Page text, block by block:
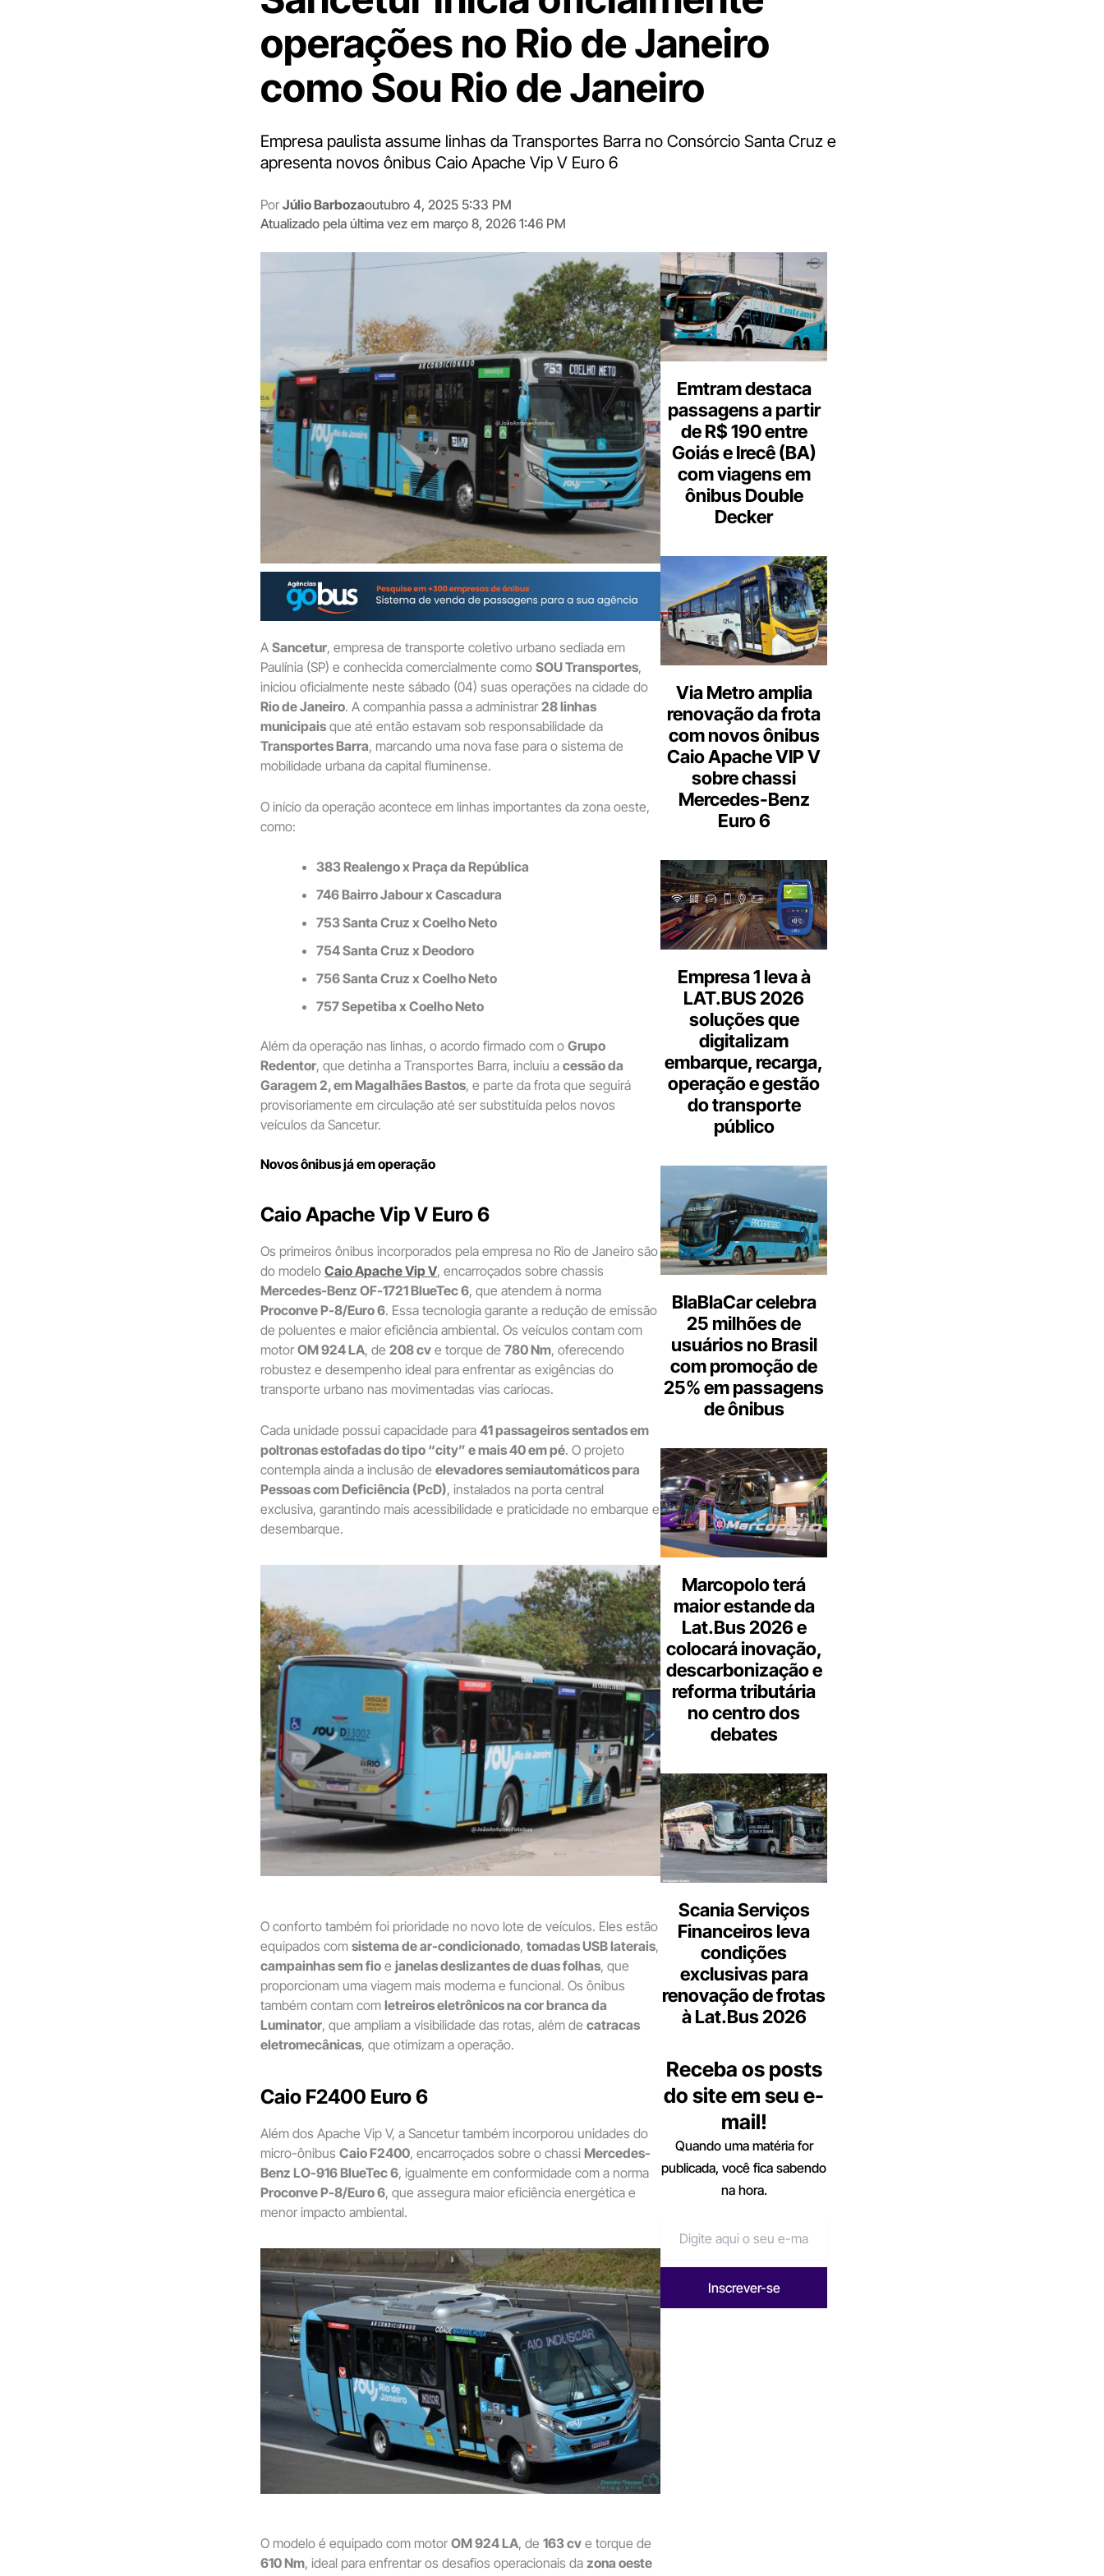
operações no Rio de Janeiro
como Sou Rio de Janeiro
Empresa paulista assume linhas da Transportes Barra no Consórcio Santa Cruz e
apresenta novos ônibus Caio Apache Vip V Euro 6
Por Júlio Barbozaoutubro 4, 2025 5:33 PM
Atualizado pela última vez em março 8, 2026 1:46 PM
A Sancetur, empresa de transporte coletivo urbano sediada em
Paulínia (SP) e conhecida comercialmente como SOU Transportes,
iniciou oficialmente neste sábado (04) suas operações na cidade do
Rio de Janeiro. A companhia passa a administrar 28 linhas
municipais que até então estavam sob responsabilidade da
Transportes Barra, marcando uma nova fase para o sistema de
mobilidade urbana da capital fluminense.
O início da operação acontece em linhas importantes da zona oeste,
como:
383 Realengo x Praça da República
746 Bairro Jabour x Cascadura
753 Santa Cruz x Coelho Neto
754 Santa Cruz x Deodoro
756 Santa Cruz x Coelho Neto
757 Sepetiba x Coelho Neto
Além da operação nas linhas, o acordo firmado com o Grupo
Redentor, que detinha a Transportes Barra, incluiu a cessão da
Garagem 2, em Magalhães Bastos, e parte da frota que seguirá
provisoriamente em circulação até ser substituída pelos novos
veículos da Sancetur.
Novos ônibus já em operação
Caio Apache Vip V Euro 6
Os primeiros ônibus incorporados pela empresa no Rio de Janeiro são
do modelo Caio Apache Vip V, encarroçados sobre chassis
Mercedes-Benz OF-1721 BlueTec 6, que atendem à norma
Proconve P-8/Euro 6. Essa tecnologia garante a redução de emissão
de poluentes e maior eficiência ambiental. Os veículos contam com
motor OM 924 LA, de 208 cv e torque de 780 Nm, oferecendo
robustez e desempenho ideal para enfrentar as exigências do
transporte urbano nas movimentadas vias cariocas.
Cada unidade possui capacidade para 41 passageiros sentados em
poltronas estofadas do tipo “city” e mais 40 em pé. O projeto
contempla ainda a inclusão de elevadores semiautomáticos para
Pessoas com Deficiência (PcD), instalados na porta central
exclusiva, garantindo mais acessibilidade e praticidade no embarque e
desembarque.
O conforto também foi prioridade no novo lote de veículos. Eles estão
equipados com sistema de ar-condicionado, tomadas USB laterais,
campainhas sem fio e janelas deslizantes de duas folhas, que
proporcionam uma viagem mais moderna e funcional. Os ônibus
também contam com letreiros eletrônicos na cor branca da
Luminator, que ampliam a visibilidade das rotas, além de catracas
eletromecânicas, que otimizam a operação.
Caio F2400 Euro 6
Além dos Apache Vip V, a Sancetur também incorporou unidades do
micro-ônibus Caio F2400, encarroçados sobre o chassi Mercedes-
Benz LO-916 BlueTec 6, igualmente em conformidade com a norma
Proconve P-8/Euro 6, que assegura maior eficiência energética e
menor impacto ambiental.
O modelo é equipado com motor OM 924 LA, de 163 cv e torque de
610 Nm, ideal para enfrentar os desafios operacionais da zona oeste
Emtram destaca
passagens a partir
de R$ 190 entre
Goiás e Irecê (BA)
com viagens em
ônibus Double
Decker
Via Metro amplia
renovação da frota
com novos ônibus
Caio Apache VIP V
sobre chassi
Mercedes-Benz
Euro 6
Empresa 1 leva à
LAT.BUS 2026
soluções que
digitalizam
embarque, recarga,
operação e gestão
do transporte
público
BlaBlaCar celebra
25 milhões de
usuários no Brasil
com promoção de
25% em passagens
de ônibus
Marcopolo terá
maior estande da
Lat.Bus 2026 e
colocará inovação,
descarbonização e
reforma tributária
no centro dos
debates
Scania Serviços
Financeiros leva
condições
exclusivas para
renovação de frotas
à Lat.Bus 2026
Receba os posts
do site em seu e-
mail!
Quando uma matéria for
publicada, você fica sabendo
na hora.
Digite
aqui
o
seu
e-
mail
Inscrever-se